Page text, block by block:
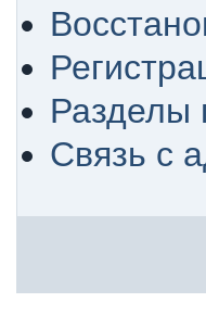
Разделы
Связь с